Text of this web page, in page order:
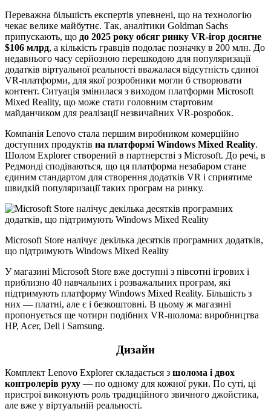
Переважна більшість експертів упевнені, що на технологію
чекає велике майбутнє. Так, аналітики Goldman Sachs
припускають, що до 2025 року обсяг ринку VR-ігор досягне
$106 млрд, а кількість гравців подолає позначку в 200 млн. До
недавнього часу серйозною перешкодою для популяризації
додатків віртуальної реальності вважалася відсутність єдиної
VR-платформи, для якої розробники могли б створювати
контент. Ситуація змінилася з виходом платформи Microsoft
Mixed Reality, що може стати головним стартовим
майданчиком для реалізації незвичайних VR-розробок.
Компанія Lenovo стала першим виробником комерційно
доступних продуктів на платформі Windows Mixed Reality.
Шолом Explorer створений в партнерстві з Microsoft. До речі, в
Редмонді сподіваються, що ця платформа незабаром стане
єдиним стандартом для створення додатків VR і сприятиме
швидкій популяризації таких програм на ринку.
Microsoft Store налічує декілька десятків програмних додатків,
що підтримують Windows Mixed Reality
У магазині Microsoft Store вже доступні з півсотні ігрових і
приблизно 40 навчальних і розважальних програм, які
підтримують платформу Windows Mixed Reality. Більшість з
них — платні, але є і безкоштовні. В цьому ж магазині
пропонується ще чотири подібних VR-шолома: виробництва
HP, Acer, Dell і Samsung.
Дизайн
Комплект Lenovo Explorer складається з шолома і двох
контролерів руху — по одному для кожної руки. По суті, ці
пристрої виконують роль традиційного звичного джойстика,
але вже у віртуальній реальності.